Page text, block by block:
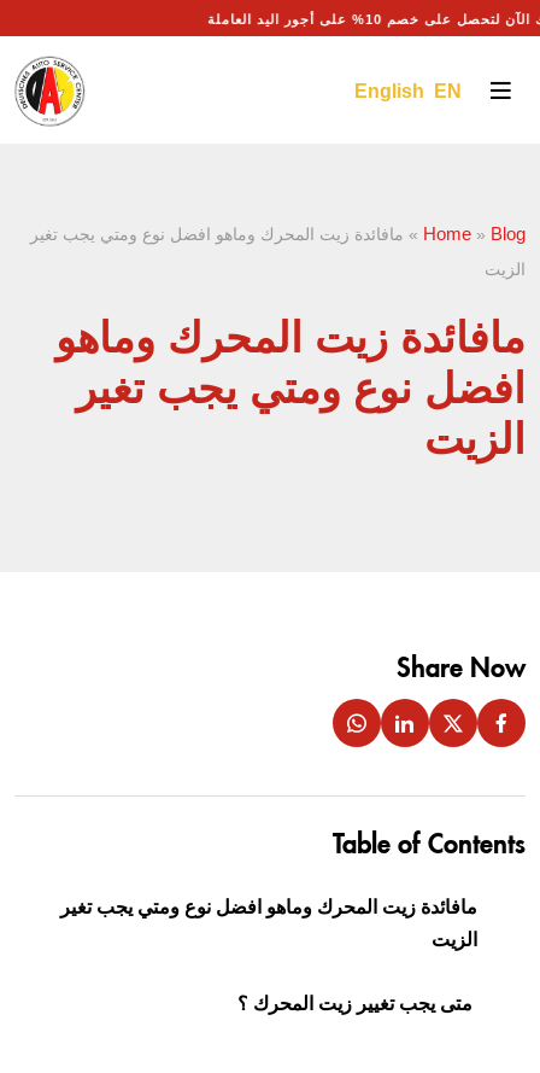
على خصم 10% على أجور اليد العاملة
English EN
Home » Blog
» مافائدة زيت المحرك وماهو افضل نوع ومتي يجب تغير
الزيت
مافائدة زيت المحرك وماهو
افضل نوع ومتي يجب تغير
الزيت
Share Now
Table of Contents
مافائدة زيت المحرك وماهو افضل نوع ومتي يجب تغير
الزيت
متى يجب تغيير زيت المحرك ؟